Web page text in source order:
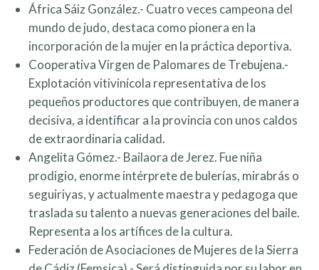
África Sáiz González.- Cuatro veces campeona del
mundo de judo, destaca como pionera en la
incorporación de la mujer en la práctica deportiva.
Cooperativa Virgen de Palomares de Trebujena.-
Explotación vitivinícola representativa de los
pequeños productores que contribuyen, de manera
decisiva, a identificar a la provincia con unos caldos
de extraordinaria calidad.
Angelita Gómez.- Bailaora de Jerez. Fue niña
prodigio, enorme intérprete de bulerías, mirabrás o
seguiriyas, y actualmente maestra y pedagoga que
traslada su talento a nuevas generaciones del baile.
Representa a los artífices de la cultura.
Federación de Asociaciones de Mujeres de la Sierra